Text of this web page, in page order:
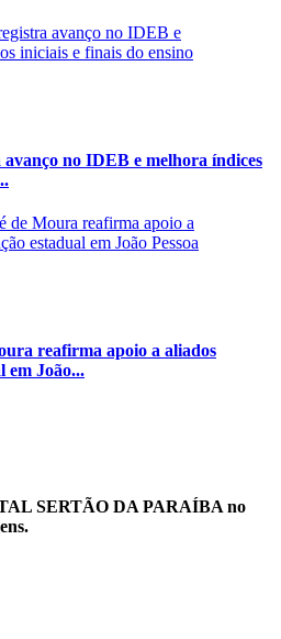
no IDEB e melhora índices
reafirma apoio a aliados
em João...
SERTÃO DA PARAÍBA no